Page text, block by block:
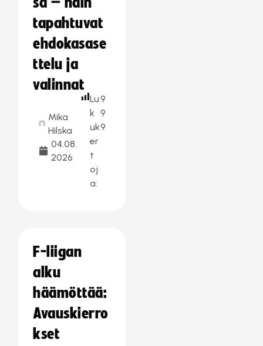
tapahtuvat
ehdokasase
ttelu ja
valinnat
Mika
Hilska
04.08.
2026
Lu
k
uk
er
t
oj
a:
9
9
9
F-liigan
alku
häämöttää:
Avauskierro
kset